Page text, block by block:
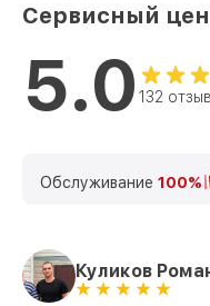
Сервисный
5.0 132
Обслуживание 100%
Куликов